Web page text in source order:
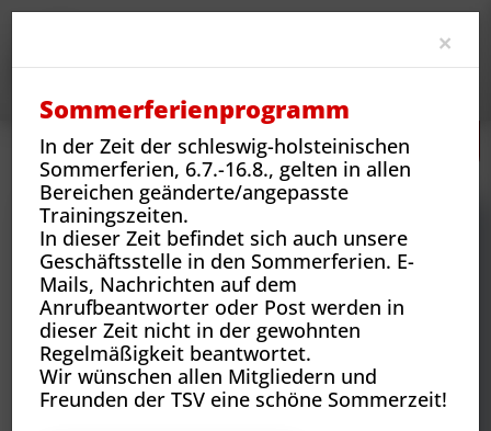
Neues Vereins-News Prüfungen im Ju-Jutsu
×
Sommerferienprogramm
In der Zeit der schleswig-holsteinischen
Sommerferien, 6.7.-16.8., gelten in allen
Bereichen geänderte/angepasste
Trainingszeiten.
In dieser Zeit befindet sich auch unsere
Geschäftsstelle in den Sommerferien. E-
Mails, Nachrichten auf dem
Anrufbeantworter oder Post werden in
dieser Zeit nicht in der gewohnten
Regelmäßigkeit beantwortet.
Wir wünschen allen Mitgliedern und
Freunden der TSV eine schöne Sommerzeit!